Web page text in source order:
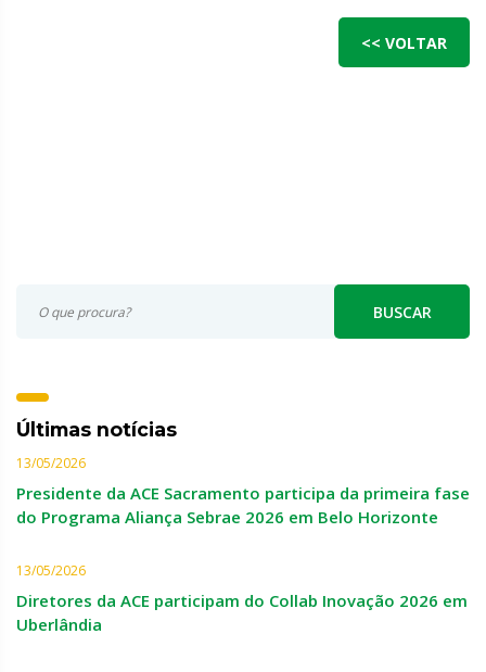
<< VOLTAR
BUSCAR
Últimas notícias
13/05/2026
Presidente da ACE Sacramento participa da primeira fase
do Programa Aliança Sebrae 2026 em Belo Horizonte
13/05/2026
Diretores da ACE participam do Collab Inovação 2026 em
Uberlândia